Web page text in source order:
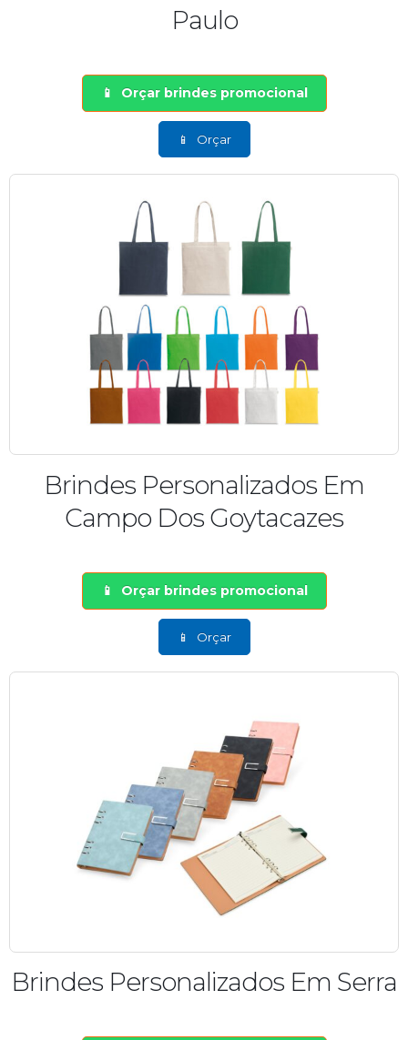
Paulo
Orçar brindes promocional
Orçar
Brindes Personalizados Em
Campo Dos Goytacazes
Orçar brindes promocional
Orçar
Brindes Personalizados Em Serra